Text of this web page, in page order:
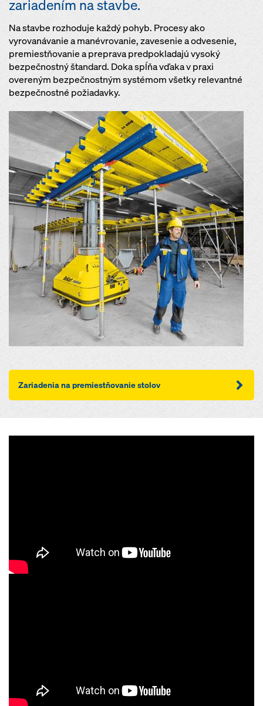
zariadením na stavbe.
Na stavbe rozhoduje každý pohyb. Procesy ako
vyrovanávanie a manévrovanie, zavesenie a odvesenie,
premiestňovanie a preprava predpokladajú vysoký
bezpečnostný štandard. Doka spĺňa vďaka v praxi
overeným bezpečnostným systémom všetky relevantné
bezpečnostné požiadavky.
Zariadenia na premiestňovanie stolov